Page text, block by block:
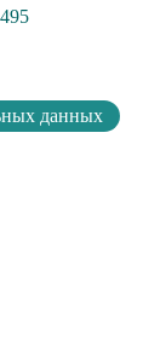
данных